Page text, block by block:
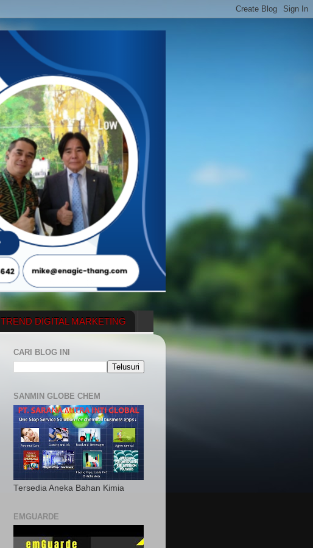
TREND DIGITAL MARKETING
CARI BLOG INI
SANMIN GLOBE CHEM
Tersedia Aneka Bahan Kimia
EMGUARDE